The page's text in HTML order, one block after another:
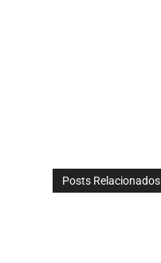
Posts Relacionados